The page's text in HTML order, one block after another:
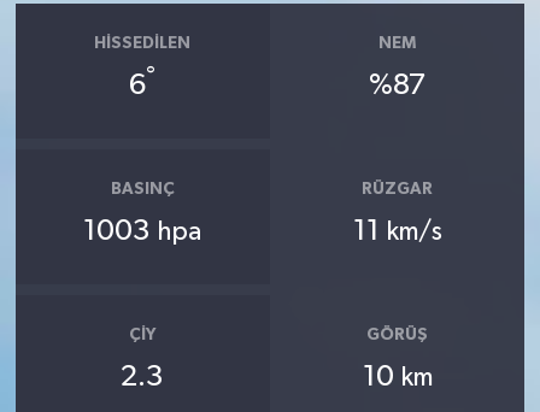
HISSEDILEN
6°
NEM
%87
BASINÇ
1003 hpa
RÜZGAR
11 km/s
ÇIY
2.3
GÖRÜŞ
10 km